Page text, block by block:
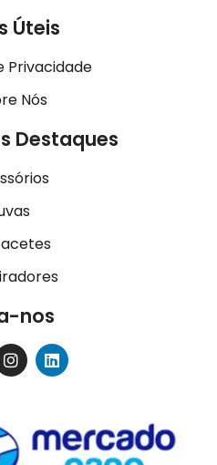
Úteis
Privacidade
Nós
Destaques
nos